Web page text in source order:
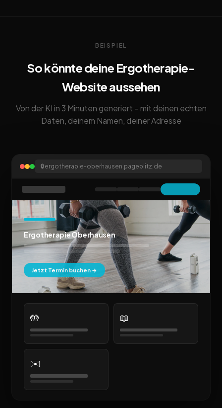
BEISPIEL
So könnte deine Ergotherapie-
Website aussehen
Von der KI in 3 Minuten generiert – mit deinen echten
Daten, deinem Namen, deiner Adresse
🔒ergotherapie-oberhausen.pageblitz.de
Ergotherapie Oberhausen
Jetzt Termin buchen →
🤲 📖
✉️